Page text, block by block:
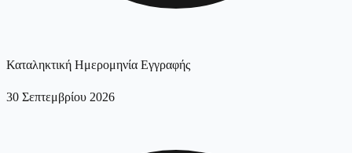
Καταληκτική Ημερομηνία Εγγραφής
30 Σεπτεμβρίου 2026